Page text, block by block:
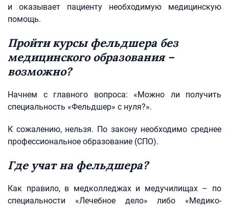
и оказывает пациенту необходимую медицинскую
помощь.
Пройти курсы фельдшера без
медицинского образования –
возможно?
Начнем с главного вопроса: «Можно ли получить
специальность «Фельдшер» с нуля?».
К сожалению, нельзя. По закону необходимо среднее
профессиональное образование (СПО).
Где учат на фельдшера?
Как правило, в медколледжах и медучилищах – по
специальности «Лечебное дело» либо «Медико-